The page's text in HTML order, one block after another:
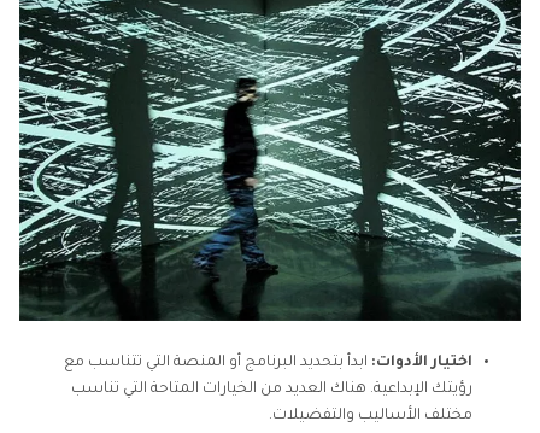
اختيار الأدوات: ابدأ بتحديد البرنامج أو المنصة التي تتناسب مع
رؤيتك الإبداعية. هناك العديد من الخيارات المتاحة التي تناسب
مختلف الأساليب والتفضيلات.